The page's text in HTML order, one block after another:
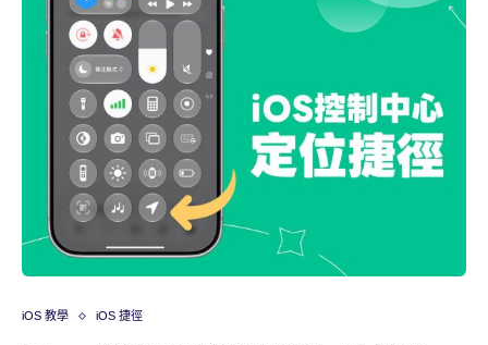
iOS 教學 iOS 捷徑